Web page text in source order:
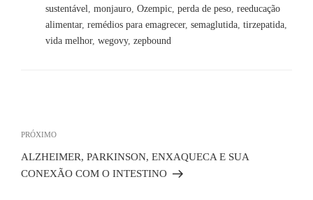
sustentável, monjauro, Ozempic, perda de peso, reeducação
alimentar, remédios para emagrecer, semaglutida, tirzepatida,
vida melhor, wegovy, zepbound
Post
Próximo
post
PRÓXIMO
ALZHEIMER, PARKINSON, ENXAQUECA E SUA
CONEXÃO COM O INTESTINO